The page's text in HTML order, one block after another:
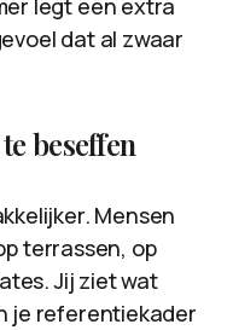
legt een extra
dat al zwaar
beseffen
Mensen
terrassen, op
Jij ziet wat
je referentiekader